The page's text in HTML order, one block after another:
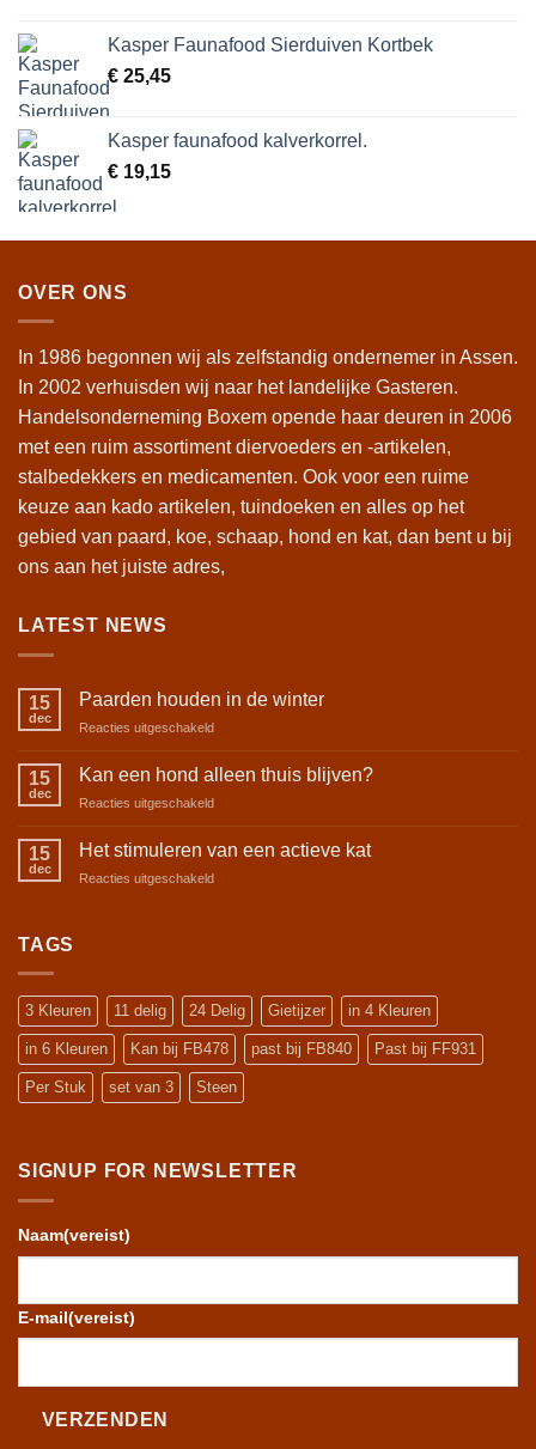
Kasper Faunafood Sierduiven Kortbek
€ 25,45
Kasper faunafood kalverkorrel.
€ 19,15
OVER ONS
In 1986 begonnen wij als zelfstandig ondernemer in Assen.
In 2002 verhuisden wij naar het landelijke Gasteren.
Handelsonderneming Boxem opende haar deuren in 2006
met een ruim assortiment diervoeders en -artikelen,
stalbedekkers en medicamenten. Ook voor een ruime
keuze aan kado artikelen, tuindoeken en alles op het
gebied van paard, koe, schaap, hond en kat, dan bent u bij
ons aan het juiste adres,
LATEST NEWS
15
dec
Paarden houden in de winter
Reacties uitgeschakeldvoor
houden
de
15
dec
Kan een hond alleen thuis blijven?
Reacties uitgeschakeldvoor
alleen
15
dec
Het stimuleren van een actieve kat
Reacties uitgeschakeldvoor
kat
TAGS
3 Kleuren 11 delig 24 Delig Gietijzer in 4 Kleuren
in 6 Kleuren Kan bij FB478 past bij FB840 Past bij FF931
Per Stuk set van 3 Steen
SIGNUP FOR NEWSLETTER
Naam(vereist)
E-mail(vereist)
VERZENDEN